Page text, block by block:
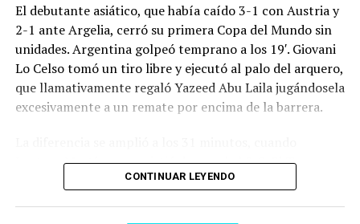
El debutante asiático, que había caído 3-1 con Austria y
2-1 ante Argelia, cerró su primera Copa del Mundo sin
unidades. Argentina golpeó temprano a los 19′. Giovani
Lo Celso tomó un tiro libre y ejecutó al palo del arquero,
que llamativamente regaló Yazeed Abu Laila jugándosela
excesivamente a un remate por encima de la barrera.
Lautaro Martínez convirtió de penal el 2-0. El Toro
anotó su primer gol en Copas del Mundo, tras no
dentro del área sobre Marcos Senesi, que intentó ir a
CONTINUAR LEYENDO